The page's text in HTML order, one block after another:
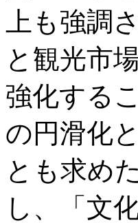
上も強調
と観光市
強化する
の円滑化
とも求め
し、「文